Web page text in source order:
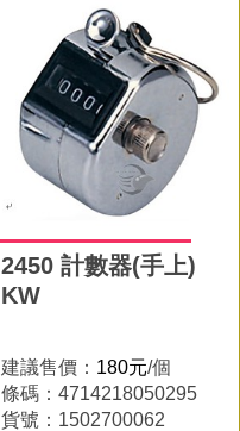
2450 計數器(手上)
KW
建議售價： 180元/個
條碼：4714218050295
貨號：1502700062